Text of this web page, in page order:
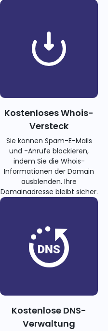
Kostenloses Whois-
Versteck
Sie können Spam-E-Mails
und -Anrufe blockieren,
indem Sie die Whois-
Informationen der Domain
ausblenden. Ihre
Domainadresse bleibt sicher.
Kostenlose DNS-
Verwaltung